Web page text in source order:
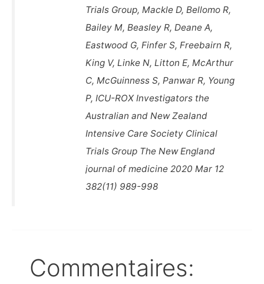
Trials Group, Mackle D, Bellomo R,
Bailey M, Beasley R, Deane A,
Eastwood G, Finfer S, Freebairn R,
King V, Linke N, Litton E, McArthur
C, McGuinness S, Panwar R, Young
P, ICU-ROX Investigators the
Australian and New Zealand
Intensive Care Society Clinical
Trials Group The New England
journal of medicine 2020 Mar 12
382(11) 989-998
Commentaires: